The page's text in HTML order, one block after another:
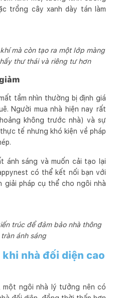
trồng cây xanh dày tán làm
mà còn tạo ra một lớp màng
thư thái và riêng tư hơn
tầm nhìn thường bị định giá
Người mua nhà hiện nay rất
không trước nhà) và sự
tế nhưng khó kiện về pháp
ánh sáng và muốn cải tạo lại
có thể kết nối bạn với
giải pháp cụ thể cho ngôi nhà
trúc để đảm bảo nhà thông
ánh sáng
nhà đối diện cao
một ngôi nhà lý tưởng nên có